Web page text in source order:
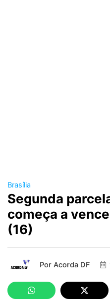
Brasília
Segunda
começa a
(16)
Por Acorda DF